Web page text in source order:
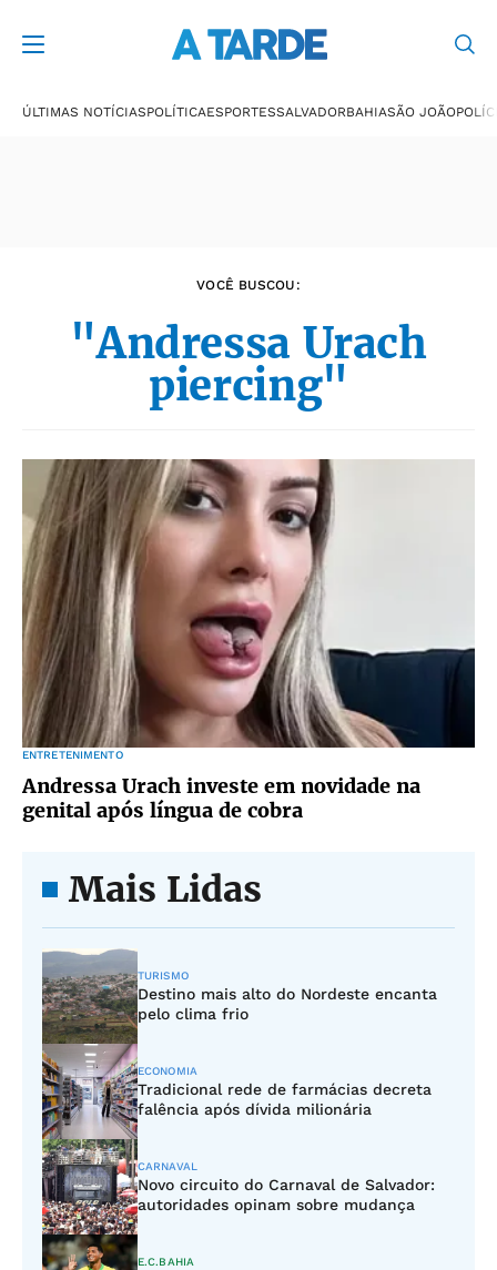
ÚLTIMAS NOTÍCIASPOLÍTICAESPORTESSALVADORBAHIASÃO JOÃO
VOCÊ BUSCOU:
"Andressa Urach
piercing"
ENTRETENIMENTO
Andressa Urach investe em novidade na
genital após língua de cobra
Mais Lidas
TURISMO
Destino mais alto do Nordeste encanta
pelo clima frio
ECONOMIA
Tradicional rede de farmácias decreta
falência após dívida milionária
CARNAVAL
Novo circuito do Carnaval de Salvador:
autoridades opinam sobre mudança
E.C.BAHIA